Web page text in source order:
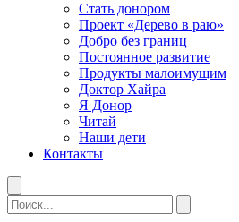
Стать донором
Проект «Дерево в раю»
Добро без границ
Постоянное развитие
Продукты малоимущим
Доктор Хайра
Я Донор
Читай
Наши дети
Контакты